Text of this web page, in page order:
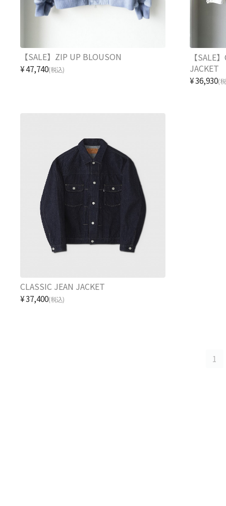
【SALE】ZIP UP BLOUSON
¥47,740(税込)
【SALE
JACKET
¥36,930(
CLASSIC JEAN JACKET
¥37,400(税込)
1